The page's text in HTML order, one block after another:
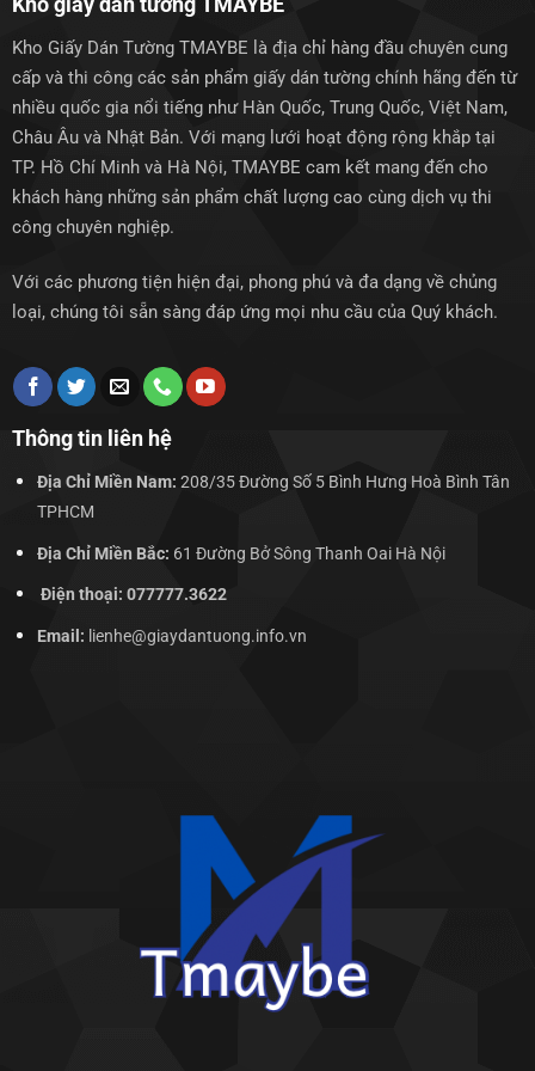
Kho Giấy Dán Tường TMAYBE là địa chỉ hàng đầu chuyên cung
cấp và thi công các sản phẩm giấy dán tường chính hãng đến từ
nhiều quốc gia nổi tiếng như Hàn Quốc, Trung Quốc, Việt Nam,
Châu Âu và Nhật Bản. Với mạng lưới hoạt động rộng khắp tại
TP. Hồ Chí Minh và Hà Nội, TMAYBE cam kết mang đến cho
khách hàng những sản phẩm chất lượng cao cùng dịch vụ thi
công chuyên nghiệp.
Với các phương tiện hiện đại, phong phú và đa dạng về chủng
loại, chúng tôi sẵn sàng đáp ứng mọi nhu cầu của Quý khách.
Thông tin liên hệ
Địa Chỉ Miền Nam: 208/35 Đường Số 5 Bình Hưng Hoà Bình Tân
TPHCM
Địa Chỉ Miền Bắc: 61 Đường Bở Sông Thanh Oai Hà Nội
Điện thoại: 077777.3622
Email: lienhe@giaydantuong.info.vn